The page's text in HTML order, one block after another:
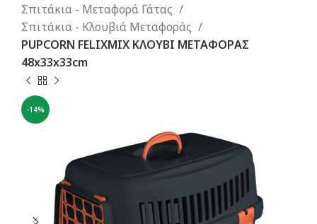
Σπιτάκια - Μεταφορά Γάτας
Σπιτάκια - Κλουβιά Μεταφοράς
PUPCORN FELIXMIX ΚΛΟΥΒΙ ΜΕΤΑΦΟΡΑΣ
48x33x33cm
-14%